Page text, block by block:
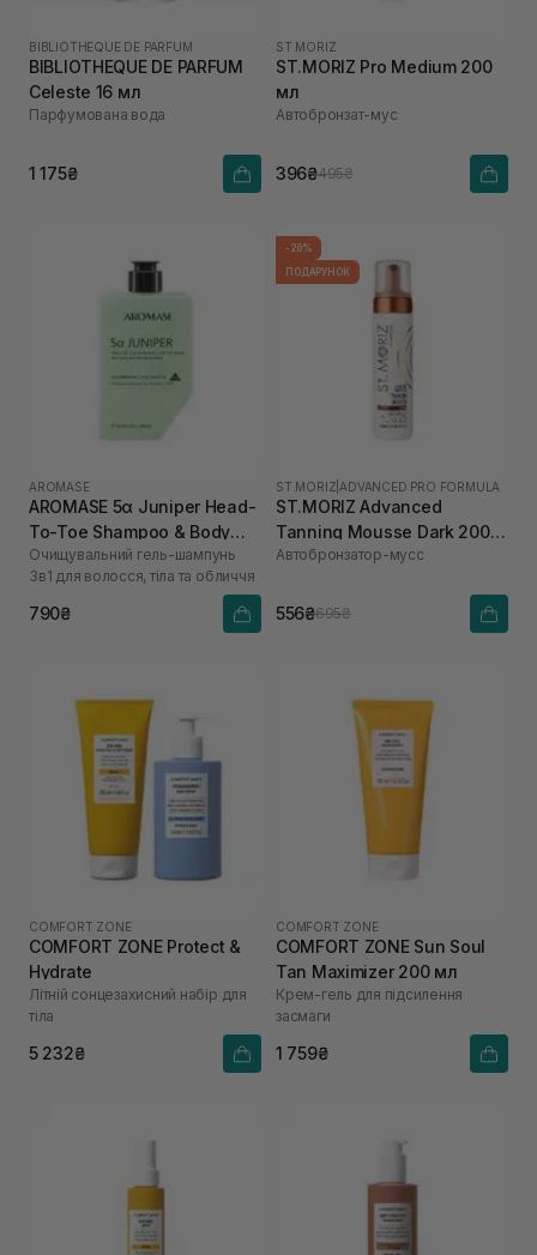
BIBLIOTHEQUE DE PARFUM
BIBLIOTHEQUE DE PARFUM
Celeste 16 мл
Парфумована вода
1 175₴
ST.MORIZ
ST.MORIZ Pro Medium 200
мл
Автобронзат-мус
396₴495₴
AROMASE
AROMASE 5α Juniper Head-
To-Toe Shampoo & Body
Wash 260 мл
Очищувальний гель-шампунь
3в1 для волосся, тіла та обличчя
790₴
-20%
ПОДАРУНОК
ST.MORIZ ADVANCED PRO FORMULA
ST.MORIZ Advanced
Tanning Mousse Dark 200
мл
Автобронзатор-мусс
556₴695₴
COMFORT ZONE
COMFORT ZONE Protect &
Hydrate
Літній сонцезахисний набір для
тіла
5 232₴
COMFORT ZONE
COMFORT ZONE Sun Soul
Tan Maximizer 200 мл
Крем-гель для підсилення
засмаги
1 759₴